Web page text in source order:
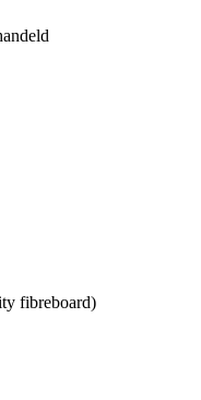
fibreboard)